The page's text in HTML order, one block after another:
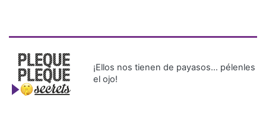
¡Ellos nos tienen de payasos… pélenles
el ojo!